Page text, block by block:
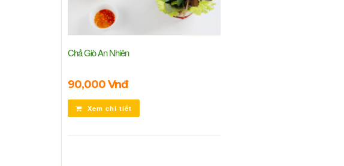
Chả Giò An Nhiên
90,000 Vnđ
Xem chi tiết